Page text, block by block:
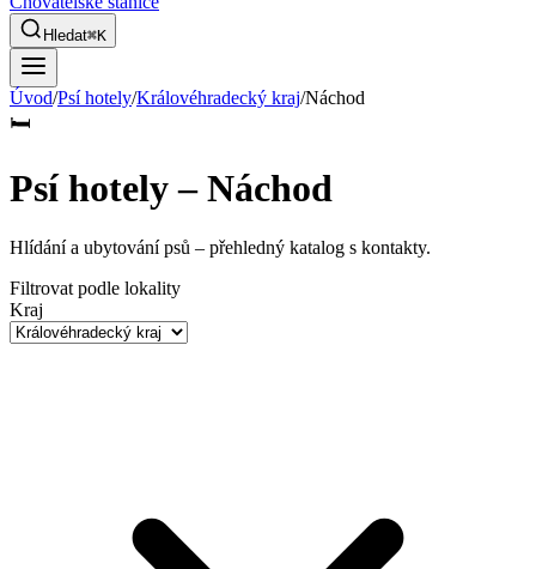
Hledat⌘K
Úvod/Psí hotely/Královéhradecký kraj/Náchod
🛏️
Psí hotely – Náchod
Hlídání a ubytování psů – přehledný katalog s kontakty.
Filtrovat podle lokality
Kraj